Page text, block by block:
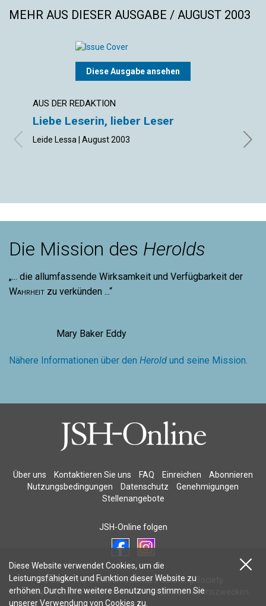
MEHR AUS DIESER AUSGABE / AUGUST 2003
Diese Ausgabe ansehen
AUS DER REDAKTION
Liebe Leserin, lieber Leser
Leide Lessa | August 2003
Die Mission des Herolds
„... die allumfassende Wirksamkeit und Verfügbarkeit der
Wahrheit zu verkünden ...“
Mary Baker Eddy
Nähere Informationen über den Herold und seine Mission.
Über uns Kontaktieren Sie uns FAQ Einreichen
Abonnieren
Nutzungsbedingungen
Datenschutz
Genehmigungen
Stellenangebote
JSH-Online folgen
© 2026 The Christian Science Publishing Society.
Die abgebildeten Personen dienen nur zu Illustrationszwecken.
Diese Website verwendet Cookies, um die
Leistungsfähigkeit und Funktion dieser Website zu
erhöhen. Durch Ihre weitere Benutzung stimmen Sie
unsererVerwendung von Cookies zu.